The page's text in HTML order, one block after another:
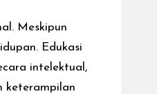
Meskipun
Edukasi
intelektual,
keterampilan